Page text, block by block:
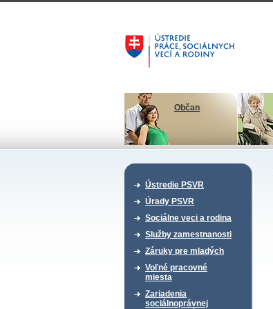
Občan
Ústredie PSVR
Úrady PSVR
Sociálne veci a rodina
Služby zamestnanosti
Záruky pre mladých
Voľné pracovné
miesta
Zariadenia
sociálnoprávnej